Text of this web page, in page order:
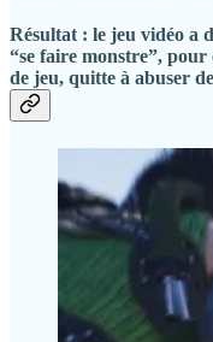
Résultat : le jeu vidéo a
“se faire monstre”,
de jeu, quitte à abuser